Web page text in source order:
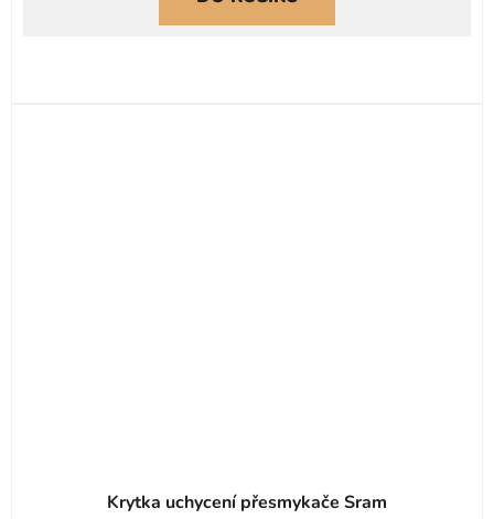
Krytka uchycení přesmykače Sram